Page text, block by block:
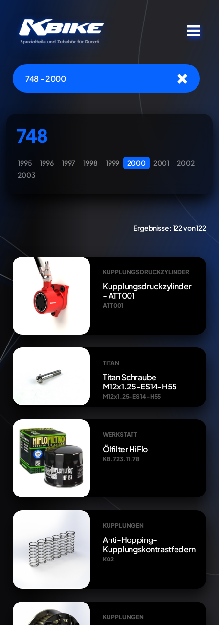
748 - 2000
748
1995 1996 1997 1998 1999 2000 2001
2002
2003
Ergebnisse:122 von 122
KUPPLUNGSDRUCKZYLINDER
Kupplungsdruckzylinder
- ATT001
ATT001
TITAN
Titan Schraube
M12x1.25-ES14-H55
M12x1.25-ES14-H55
WERKSTATT
Ölfilter HiFlo
KB.723.11.78
KUPPLUNGEN
Anti-Hopping-
Kupplungskontrastfedern
K02
KUPPLUNGEN